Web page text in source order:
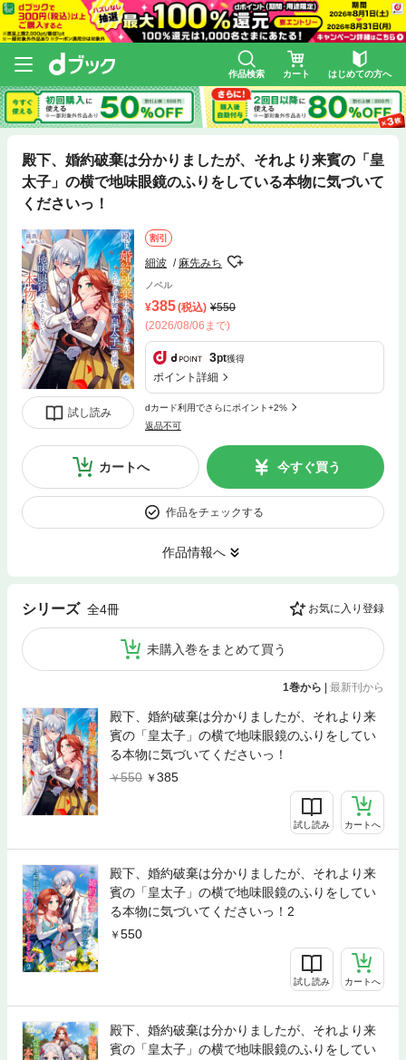
作品検索 カート はじめての方へ
殿下、婚約破棄は分かりましたが、それより来賓の「皇
太子」の横で地味眼鏡のふりをしている本物に気づいて
くださいっ！
試し読み
割引
細波 麻先みち
ノベル
385(税込)
550
(2026/08/06まで)
3pt獲得
ポイント詳細
dカード利用でさらにポイント+2%
返品不可
カートへ 今すぐ買う
作品をチェックする
作品情報へ
シリーズ 全4冊 お気に入り登録
未購入巻をまとめて買う
1巻から 最新刊から
殿下、婚約破棄は分かりましたが、それより来
賓の「皇太子」の横で地味眼鏡のふりをしてい
る本物に気づいてくださいっ！
550
385
試し読み カートへ
殿下、婚約破棄は分かりましたが、それより来
賓の「皇太子」の横で地味眼鏡のふりをしてい
る本物に気づいてくださいっ！2
550
試し読み カートへ
殿下、婚約破棄は分かりましたが、それより来
賓の「皇太子」の横で地味眼鏡のふりをしてい